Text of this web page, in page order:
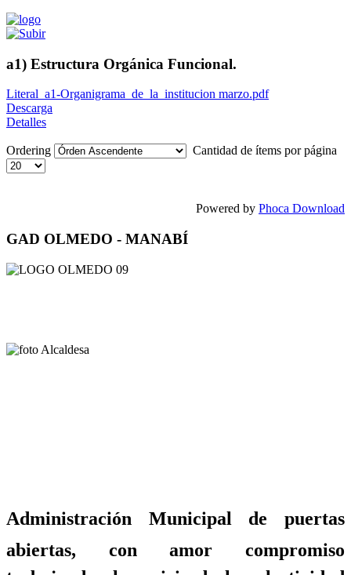
a1) Estructura Orgánica Funcional.
Literal_a1-Organigrama_de_la_institucion marzo.pdf
Descarga
Detalles
Ordering Cantidad de ítems por página
Powered by Phoca Download
GAD OLMEDO - MANABÍ
Administración Municipal de puertas
abiertas, con amor compromiso